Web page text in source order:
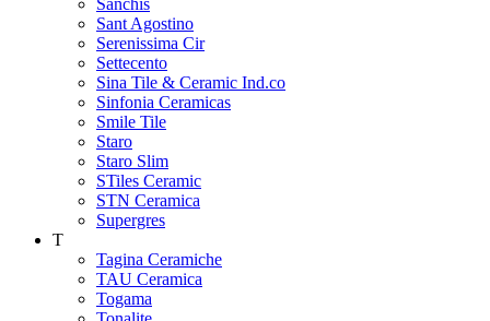
Sant Agostino
Serenissima Cir
Settecento
Sina Tile & Ceramic Ind.co
Sinfonia Ceramicas
Smile Tile
Staro
Staro Slim
STiles Ceramic
STN Ceramica
Supergres
T
Tagina Ceramiche
TAU Ceramica
Togama